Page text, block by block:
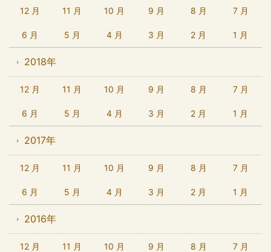
12 月 11 月 10 月 9 月 8 月 7 月
6 月 5 月 4 月 3 月 2 月 1 月
2018年
12 月 11 月 10 月 9 月 8 月 7 月
6 月 5 月 4 月 3 月 2 月 1 月
2017年
12 月 11 月 10 月 9 月 8 月 7 月
6 月 5 月 4 月 3 月 2 月 1 月
2016年
12 月 11 月 10 月 9 月 8 月 7 月